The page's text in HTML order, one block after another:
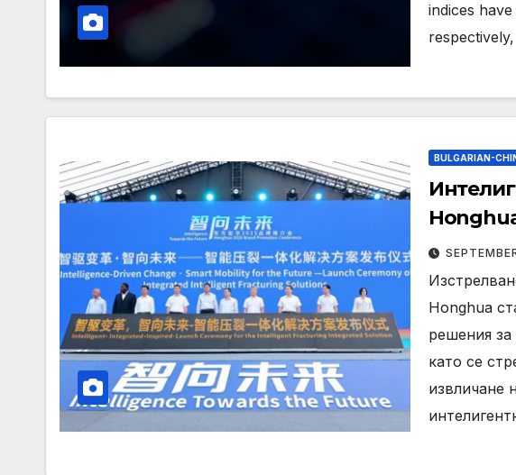
indices
BULGARIAN-
Honghua
решения
като се
извличане